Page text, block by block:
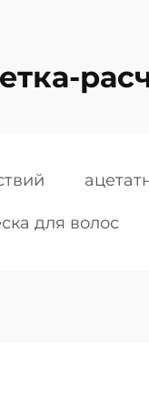
для волос